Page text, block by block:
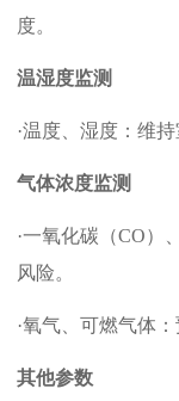
度。 ‌
温湿度监测
·温度、湿度：维
气体浓度监测
·一氧化碳（CO）
风险。 ‌
·氧气、可燃气体
其他参数